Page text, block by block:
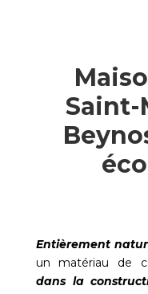
Saint-
Entièrement
un matériau de
dans la